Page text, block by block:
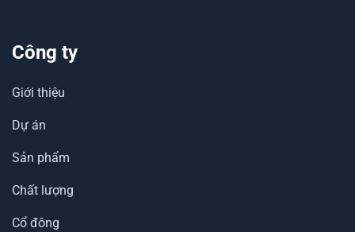
Công ty
Giới thiệu
Dự án
Sản phẩm
Chất lượng
Cổ đông